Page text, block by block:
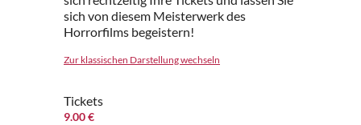
sich von diesem Meisterwerk des
Horrorfilms begeistern!
Zur klassischen Darstellung wechseln
Tickets
9.00 €